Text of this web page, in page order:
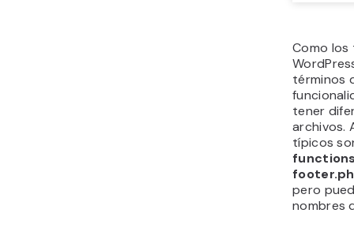
Como los
términos
tener
archivos.
típicos
pero
nombres